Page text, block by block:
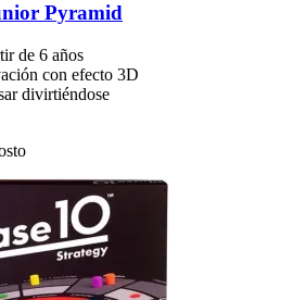
Pyramid
de 6 años
con efecto 3D
divirtiéndose